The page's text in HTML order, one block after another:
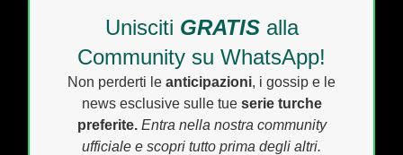
Unisciti GRATISalla
Community su WhatsApp!
Non perderti le anticipazioni, i gossip e le
news esclusive sulle tue serie turche
preferite. Entra nella nostra community
ufficiale e scopri tutto prima degli altri.